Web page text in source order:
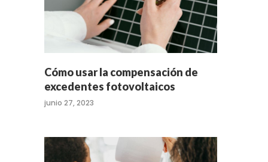
Cómo usar la compensación de
excedentes fotovoltaicos
junio 27, 2023